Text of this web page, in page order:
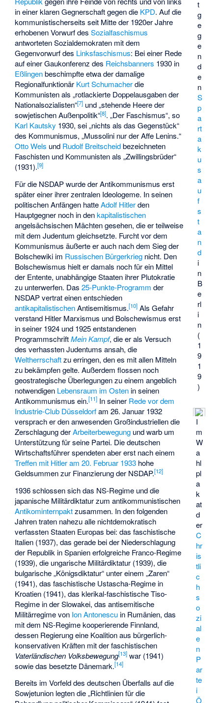
t
g
e
g
e
n
d
e
n
S
p
a
rt
a
k
u
s
a
u
f
s
t
a
n
d
i
n
B
e
rl
i
n
(
1
9
1
9
)
I
m
W
a
hl
pl
a
k
at
d
er
C
hr
is
tli
c
h
s
o
zi
al
e
n
P
ar
te
i
Ö
in einer klaren Gegnerschaft gegen die KPD. Auf die
kommunistischerseits seit Mitte der 1920er Jahre
erhobenen Vorwurf desSozialfaschismus
antworteten Sozialdemokraten mit dem
Gegenvorwurf des Linksfaschismus: Bei einer Rede
auf einer Gaukonferenz des Reichsbanners 1930 in
Eßlingenbeschimpfte etwa der damalige
Regionalfunktionär Kurt Schumacherdie
Kommunisten als „rotlackierte Doppelausgaben der
Nationalsozialisten“[7] und „stehende Heere der
sowjetischen Außenpolitik“[8]. „Der Faschismus“, so
Karl Kautsky 1930, sei „nichts als das Gegenstück“
des Kommunismus, „Mussolini nur der Affe Lenins.“
Otto Wels und Rudolf Breitscheidbezeichneten
Faschisten und Kommunisten als „Zwillingsbrüder“
(1931).[9]
Für die NSDAP wurde der Antikommunismus erst
später einer ihrer zentralen Ideologeme. In seinen
politischen Anfängen hatteAdolf Hitlerden
Hauptgegner noch in denkapitalistischen
angelsächsischen Mächten gesehen, die er teilweise
mit dem Judentum gleichsetzte. Furcht vor dem
Kommunismus äußerte er auch nach dem Sieg der
Bolschewiki im Russischen Bürgerkrieg nicht. Den
Bolschewismus hielt er damals noch für ein Mittel
der Entente, unabhängige Staaten ihrer Plutokratie
zu unterwerfen. Das25-Punkte-Programm der
NSDAP vertrat einen entschieden
antikapitalistischenAntisemitismus.[10] Als Gefahr
verstand Hitler Marxismus und Bolschewismus erst
in seiner 1924 und 1925 entstandenen
ProgrammschriftMein Kampf, die er als Versuch
des verhassten Judentums ansah, die
Weltherrschaftzu erringen, den es mit allen Mitteln
zu bekämpfen gelte. Außerdem flossen noch
geostrategische Überlegungen zu einem angeblich
notwendigen Lebensraum im Osten in seinen
Antikommunismus ein.[11] In seiner Rede vor dem
Industrie-Club Düsseldorfam 26. Januar 1932
versprach er den anwesenden Großindustriellen die
Zerschlagung derArbeiterbewegung und warb um
Unterstützung für seine Partei. Die deutschen
Wirtschaftsführer spendeten aber erst nach einem
Treffen mit Hitler am 20. Februar 1933 hohe
Geldsummen zur Finanzierung der NSDAP.[12]
1936 schlossen sich das NS-Regime und die
japanische Militärdiktatur zum antikommunistischen
Antikominternpaktzusammen. In den folgenden
Jahren traten nahezu alle nichtdemokratisch
verfassten Staaten Europas bei: das faschistische
Italien (1937), das gerade bei der Niederschlagung
der Republik in Spanien erfolgreiche Franco-Regime
(1939), die ungarische Militärdiktatur (1939), die
bulgarische „Königsdiktatur“ unter einem „Zaren“
(1941), das faschistische Ustascha-Regime in
Kroatien (1941), das klerikal-faschistische Tiso-
Regime in der Slowakei, das antisemitische
Militärregime von Ion Antonescu in Rumänien, das
mit dem NS-Regime kooperierende Finnland,
dessen Regierung eine Koalition aus bürgerlich-
konservativen Kräften mit der faschistischen
Vaterländischen Volksbewegung[13] war (1941)
sowie das besetzte Dänemark.[14]
Bereits im Vorfeld des deutschen Überfalls auf die
Sowjetunion legten die „Richtlinien für die